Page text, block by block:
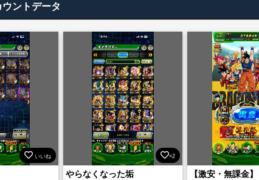
ントデータ
いいね ×2
やらなくなった垢
【激安・無課金